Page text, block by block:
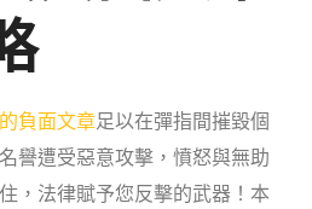
負面文章足以在彈指間摧毀個
譽遭受惡意攻擊，憤怒與無助
，法律賦予您反擊的武器！本